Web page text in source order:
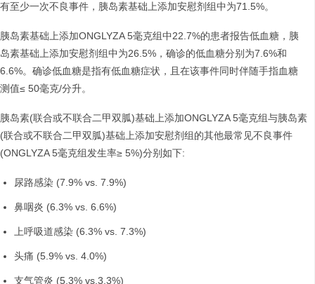
有至少一次不良事件，胰岛素基础上添加安慰剂组中为71.5%。
胰岛素基础上添加ONGLYZA 5毫克组中22.7%的患者报告低血糖，胰
岛素基础上添加安慰剂组中为26.5%，确诊的低血糖分别为7.6%和
6.6%。确诊低血糖是指有低血糖症状，且在该事件同时伴随手指血糖
测值≤ 50毫克/分升。
胰岛素(联合或不联合二甲双胍)基础上添加ONGLYZA 5毫克组与胰岛素
(联合或不联合二甲双胍)基础上添加安慰剂组的其他最常见不良事件
(ONGLYZA 5毫克组发生率≥ 5%)分别如下:
尿路感染 (7.9% vs. 7.9%)
鼻咽炎 (6.3% vs. 6.6%)
上呼吸道感染 (6.3% vs. 7.3%)
头痛 (5.9% vs. 4.0%)
支气管炎 (5.3% vs.3.3%)